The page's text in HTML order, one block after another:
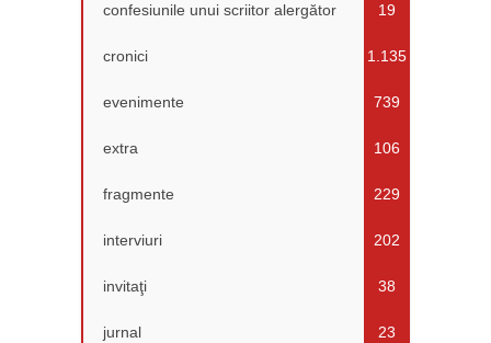
confesiunile unui scriitor alergător 19
cronici 1.135
evenimente 739
extra 106
fragmente 229
interviuri 202
invitaţi 38
jurnal 23